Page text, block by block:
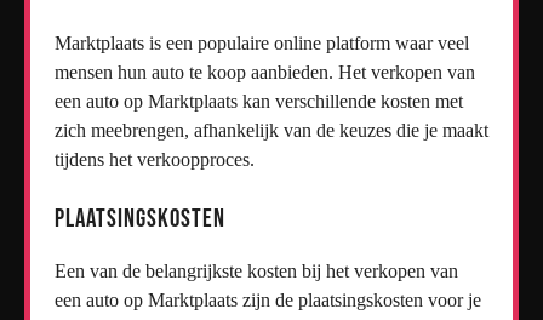
Marktplaats is een populaire online platform waar veel
mensen hun auto te koop aanbieden. Het verkopen van
een auto op Marktplaats kan verschillende kosten met
zich meebrengen, afhankelijk van de keuzes die je maakt
tijdens het verkoopproces.
Plaatsingskosten
Een van de belangrijkste kosten bij het verkopen van
een auto op Marktplaats zijn de plaatsingskosten voor je